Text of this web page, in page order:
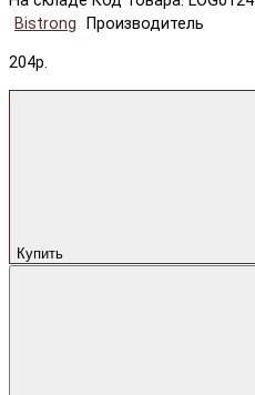
Bistrong
Производитель
204р.
Купить